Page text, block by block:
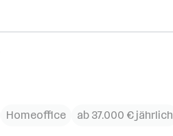
Homeoffice ab 37.000 € jährlich